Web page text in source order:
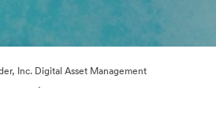
Inc. Digital Asset Management
·